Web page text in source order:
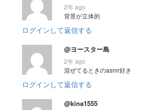
2年 ago
背景が立体的
ログインして返信する
@ヨースター島
2年 ago
混ぜてるときのasmr好き
ログインして返信する
@kina1555